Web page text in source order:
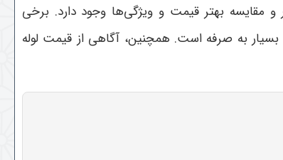
و مقایسه بهتر قیمت و ویژگی‌ها وجود دارد. برخی
به صرفه است. همچنین، آگاهی از قیمت لوله